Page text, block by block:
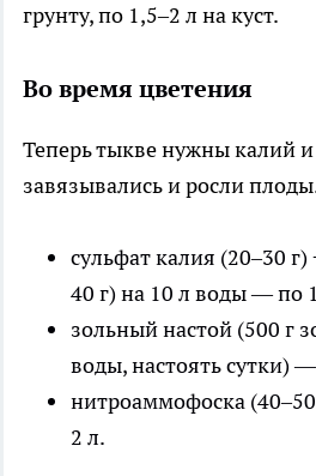
грунту, по 1,5–2 л на куст.
Во время цветения
Теперь тыкве нужны калий
завязывались и росли
сульфат калия (20–30
40 г) на 10 л воды — по
зольный настой (500 г
воды, настоять сутки)
нитроаммофоска
2 л.